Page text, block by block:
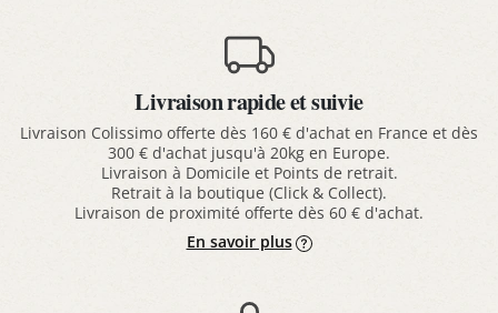
Livraison rapide et suivie
Livraison Colissimo offerte dès 160 € d'achat en France et dès
300 € d'achat jusqu'à 20kg en Europe.
Livraison à Domicile et Points de retrait.
Retrait à la boutique (Click & Collect).
Livraison de proximité offerte dès 60 € d'achat.
En savoir plus